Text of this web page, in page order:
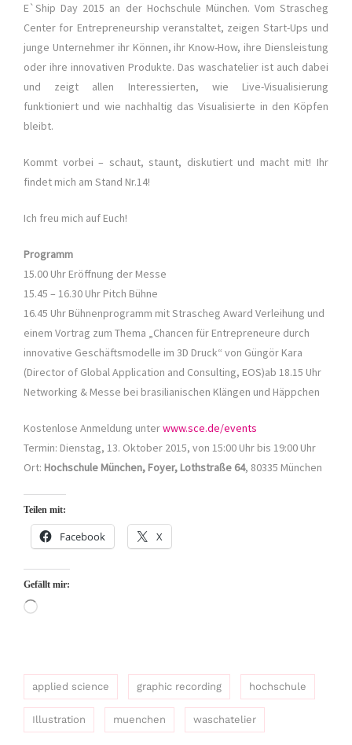
E`Ship Day 2015 an der Hochschule München. Vom Strascheg
Center for Entrepreneurship veranstaltet, zeigen Start-Ups und
junge Unternehmer ihr Können, ihr Know-How, ihre Diensleistung
oder ihre innovativen Produkte. Das waschatelier ist auch dabei
und zeigt allen Interessierten, wie Live-Visualisierung
funktioniert und wie nachhaltig das Visualisierte in den Köpfen
bleibt.
Kommt vorbei – schaut, staunt, diskutiert und macht mit! Ihr
findet mich am Stand Nr.14!
Ich freu mich auf Euch!
Programm
15.00 Uhr Eröffnung der Messe
15.45 – 16.30 Uhr Pitch Bühne
16.45 Uhr Bühnenprogramm mit Strascheg Award Verleihung und
einem Vortrag zum Thema „Chancen für Entrepreneure durch
innovative Geschäftsmodelle im 3D Druck“ von Güngör Kara
(Director of Global Application and Consulting, EOS)ab 18.15 Uhr
Networking & Messe bei brasilianischen Klängen und Häppchen
Kostenlose Anmeldung unterwww.sce.de/events
Termin: Dienstag, 13. Oktober 2015, von 15:00 Uhr bis 19:00 Uhr
Ort: Hochschule München, Foyer, Lothstraße 64, 80335 München
Teilen mit:
Facebook X
Gefällt mir:
Wird
applied science graphic recording hochschule
Illustration muenchen waschatelier